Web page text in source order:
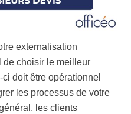
externalisation
de choisir le meilleur
doit être opérationnel
les processus de votre
les clients